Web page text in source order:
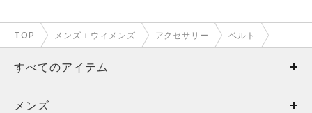
TOP メンズ＋ウィメンズ アクセサリー ベルト
すべてのアイテム
メンズ
メンズ